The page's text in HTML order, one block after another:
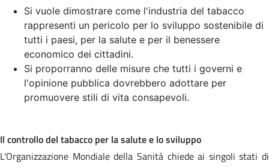
Si vuole dimostrare come l'industria del tabacco
rappresenti un pericolo per lo sviluppo sostenibile di
tutti i paesi, per la salute e per il benessere
economico dei cittadini.
Si proporranno delle misure che tutti i governi e
l'opinione pubblica dovrebbero adottare per
promuovere stili di vita consapevoli.
Il controllo del tabacco per la salute e lo sviluppo
L'Organizzazione Mondiale della Sanità chiede ai singoli stati di